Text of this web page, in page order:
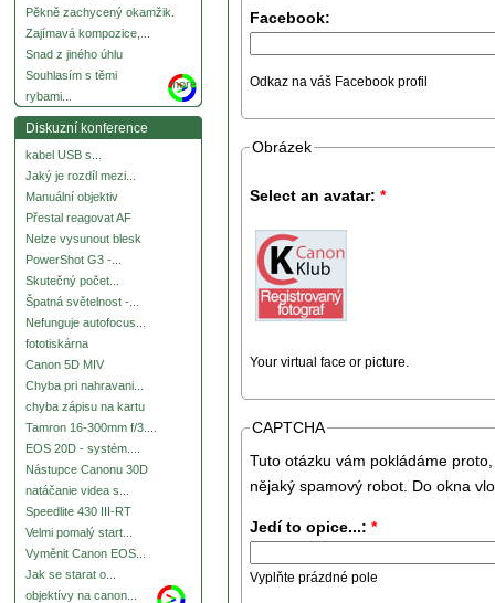
Pěkně zachycený okamžik.
Zajímavá kompozice,...
Snad z jiného úhlu
Souhlasím s těmi
rybami...
more
Diskuzní konference
kabel USB s...
Jaký je rozdíl mezi...
Manuální objektiv
Přestal reagovat AF
Nelze vysunout blesk
PowerShot G3 -...
Skutečný počet...
Špatná světelnost -...
Nefunguje autofocus...
fototiskárna
Canon 5D MIV
Chyba pri nahravani...
chyba zápisu na kartu
Tamron 16-300mm f/3....
EOS 20D - systém....
Nástupce Canonu 30D
natáčanie videa s...
Speedlite 430 III-RT
Velmi pomalý start...
Vyměnit Canon EOS...
Jak se starat o...
objektívy na canon...
Facebook:
Odkaz na váš Facebook profil
Obrázek
Select an avatar: *
Your virtual face or picture.
CAPTCHA
Tuto otázku vám pokládáme
nějaký spamový robot. Do okna
Jedí to opice...: *
Vyplňte prázdné pole